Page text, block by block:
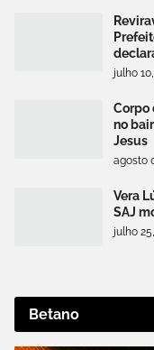
julho
Corpo
no
Jesus
agosto
Vera
SAJ
julho
Betano